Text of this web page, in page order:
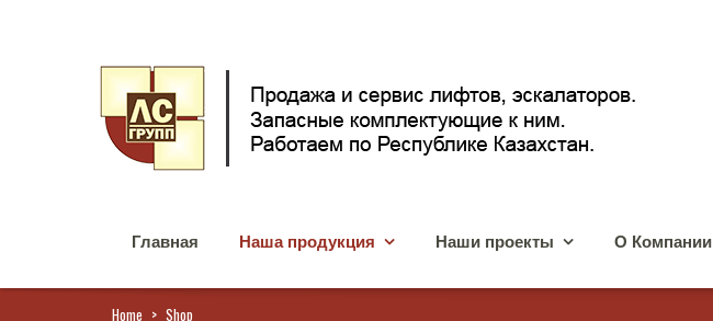
Главная Наша продукция Наши проекты О Компании
Home > Shop